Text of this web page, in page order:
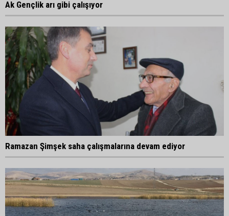
Ak Gençlik arı gibi çalışıyor
Ramazan Şimşek saha çalışmalarına devam ediyor